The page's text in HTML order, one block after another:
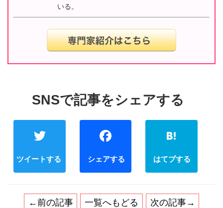
いる。
Twitter Facebook
←前の記事 一覧へもどる 次の記事→